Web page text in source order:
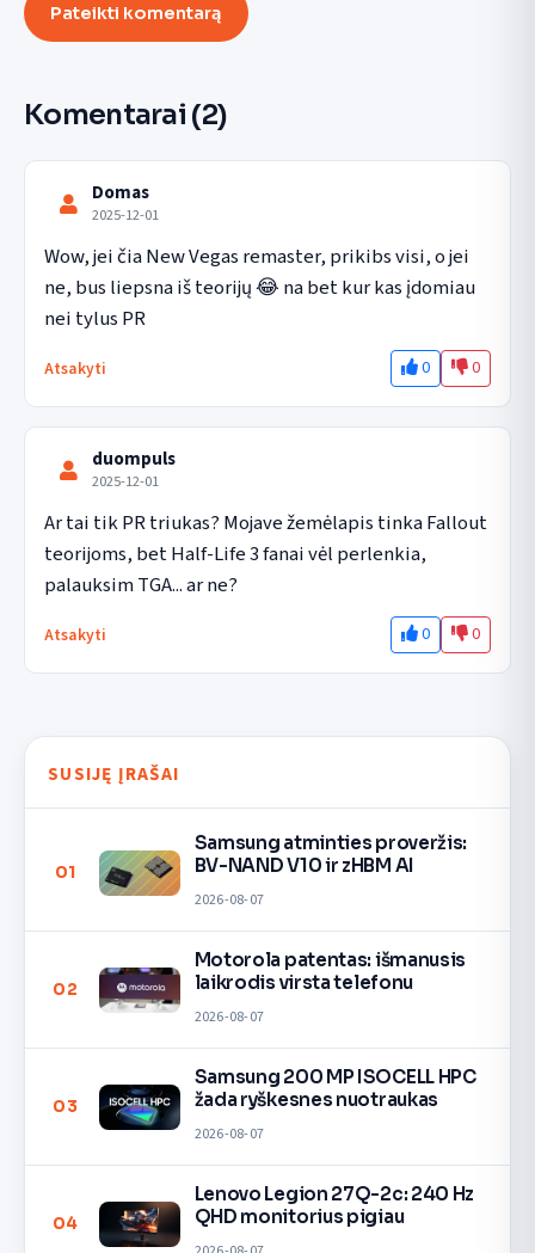
Pateikti komentarą
Komentarai (2)
Domas
2025-12-01
Wow, jei čia New Vegas remaster, prikibs visi, o jei
ne, bus liepsna iš teorijų 😂 na bet kur kas įdomiau
nei tylus PR
Atsakyti 0 0
duompuls
2025-12-01
Ar tai tik PR triukas? Mojave žemėlapis tinka Fallout
teorijoms, bet Half-Life 3 fanai vėl perlenkia,
palauksim TGA... ar ne?
Atsakyti 0 0
SUSIJĘ ĮRAŠAI
01
Samsung atminties proveržis:
BV-NAND V10 ir zHBM AI
2026-08-07
02
Motorola patentas: išmanusis
laikrodis virsta telefonu
2026-08-07
03
Samsung 200 MP ISOCELL HPC
žada ryškesnes nuotraukas
2026-08-07
04
Lenovo Legion 27Q-2c: 240 Hz
QHD monitorius pigiau